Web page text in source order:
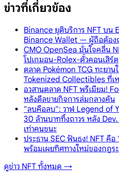
ข่าวที่เกี่ยวข้อง
Binance ยุติบริการ NFT บน
Binance Wallet — ผู้ถือต้อง
CMO OpenSea มั่นใจคลื่น
โปเกมอน-Rolex-ตั๋วคอนเสิร์ต
ตลาด Pokémon TCG ทะยา
Tokenized Collectibles ที่เ
อวสานตลาด NFT พรีเมียม!
หลังดีลขายกิจการล่มกลางคัน
"ลบคือลบ": วาฬ Legend of
30 ล้านบาททิ้งถาวร หลัง
เท่าคนชนะ
ประธาน SEC ฟันธง! NFT คื
พร้อมเผยทิศทางใหม่ของกฎร
ดูข่าว NFT ทั้งหมด →